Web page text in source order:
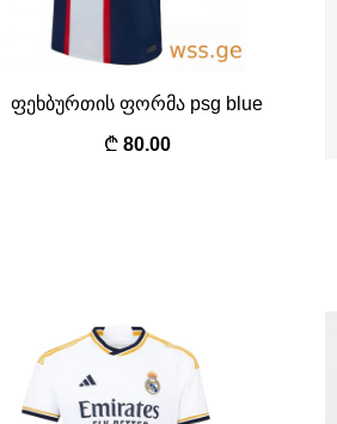
ფეხბურთის ფორმა psg blue
80.00